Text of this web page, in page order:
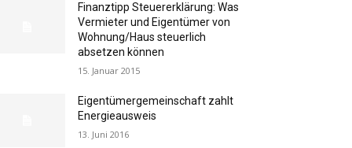
Finanztipp Steuererklärung: Was
Vermieter und Eigentümer von
Wohnung/Haus steuerlich
absetzen können
15. Januar 2015
Eigentümergemeinschaft zahlt
Energieausweis
13. Juni 2016